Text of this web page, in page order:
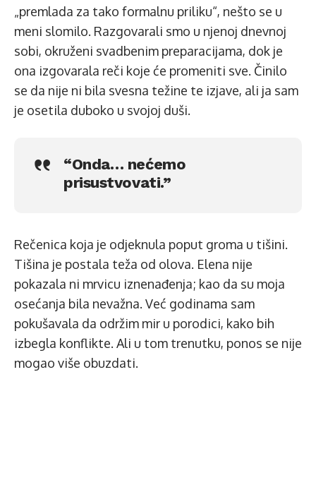
„premlada za tako formalnu priliku“, nešto se u
meni slomilo. Razgovarali smo u njenoj dnevnoj
sobi, okruženi svadbenim preparacijama, dok je
ona izgovarala reči koje će promeniti sve. Činilo
se da nije ni bila svesna težine te izjave, ali ja sam
je osetila duboko u svojoj duši.
“Onda… nećemo
prisustvovati.”
Rečenica koja je odjeknula poput groma u tišini.
Tišina je postala teža od olova. Elena nije
pokazala ni mrvicu iznenađenja; kao da su moja
osećanja bila nevažna. Već godinama sam
pokušavala da održim mir u porodici, kako bih
izbegla konflikte. Ali u tom trenutku, ponos se nije
mogao više obuzdati.